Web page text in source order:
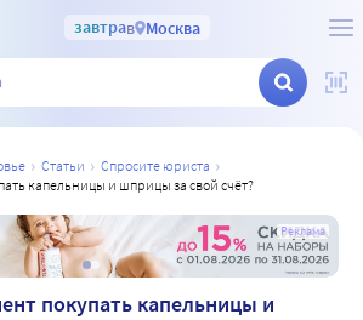
завтрав Москва
статьи
спросите юриста
капельницы и шприцы за свой счёт?
Реклама
покупать капельницы и